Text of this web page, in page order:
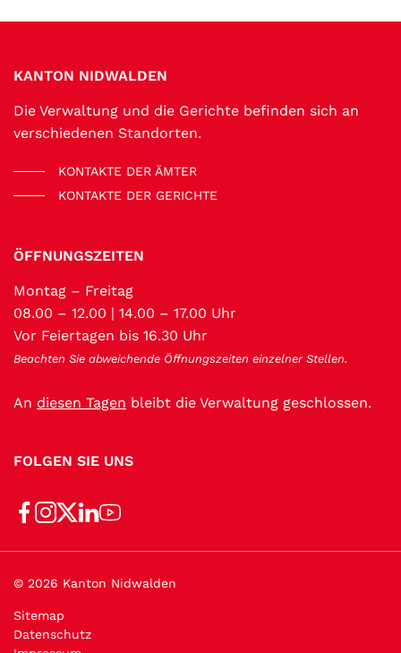
KANTON NIDWALDEN
Die Verwaltung und die Gerichte befinden sich an
verschiedenen Standorten.
KONTAKTE DER ÄMTER
KONTAKTE DER GERICHTE
ÖFFNUNGSZEITEN
Montag – Freitag
08.00 – 12.00 | 14.00 – 17.00 Uhr
Vor Feiertagen bis 16.30 Uhr
Beachten Sie abweichende Öffnungszeiten einzelner Stellen.
An diesen Tagen bleibt die Verwaltung geschlossen.
FOLGEN SIE UNS
© 2026 Kanton Nidwalden
Toolbar
Sitemap
Datenschutz